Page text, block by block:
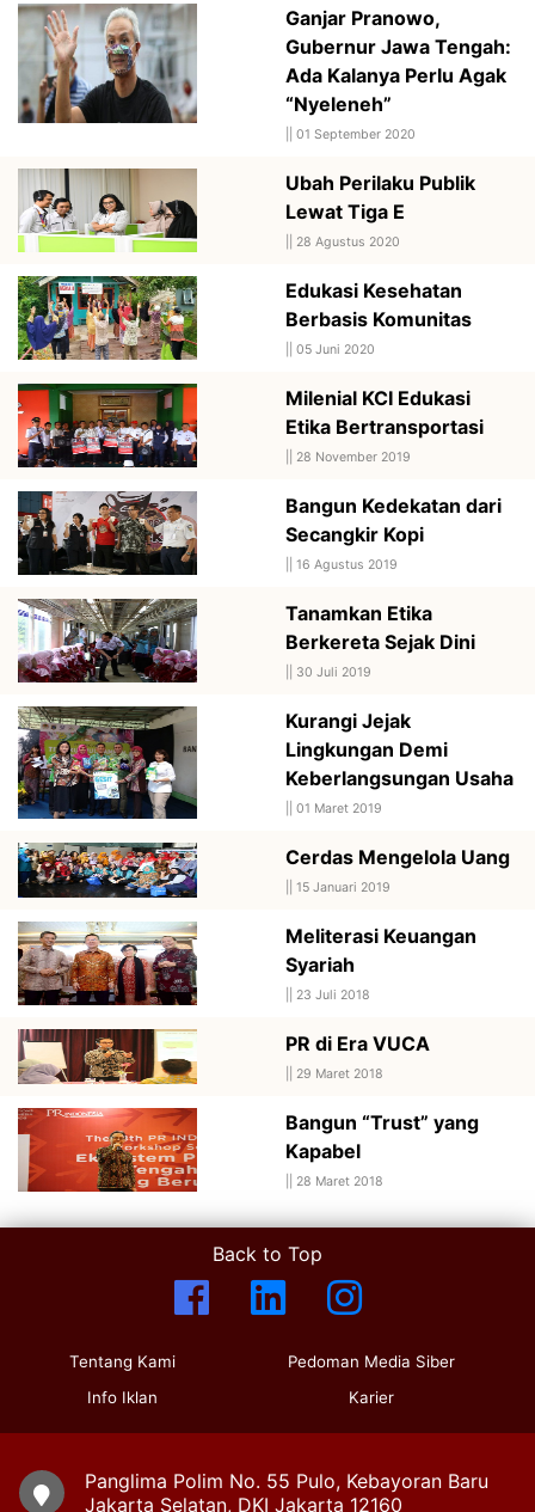
Ganjar Pranowo,
Gubernur Jawa Tengah:
Ada Kalanya Perlu Agak
“Nyeleneh”
01 September 2020
Ubah Perilaku Publik
Lewat Tiga E
28 Agustus 2020
Edukasi Kesehatan
Berbasis Komunitas
05 Juni 2020
Milenial KCI Edukasi
Etika Bertransportasi
28 November 2019
Bangun Kedekatan dari
Secangkir Kopi
16 Agustus 2019
Tanamkan Etika
Berkereta Sejak Dini
30 Juli 2019
Kurangi Jejak
Lingkungan Demi
Keberlangsungan Usaha
01 Maret 2019
Cerdas Mengelola Uang
15 Januari 2019
Meliterasi Keuangan
Syariah
23 Juli 2018
PR di Era VUCA
29 Maret 2018
Bangun “Trust” yang
Kapabel
28 Maret 2018
Back to Top
Tentang Kami
Info Iklan
Pedoman Media Siber
Karier
Panglima Polim No. 55 Pulo, Kebayoran Baru
Jakarta Selatan, DKI Jakarta 12160